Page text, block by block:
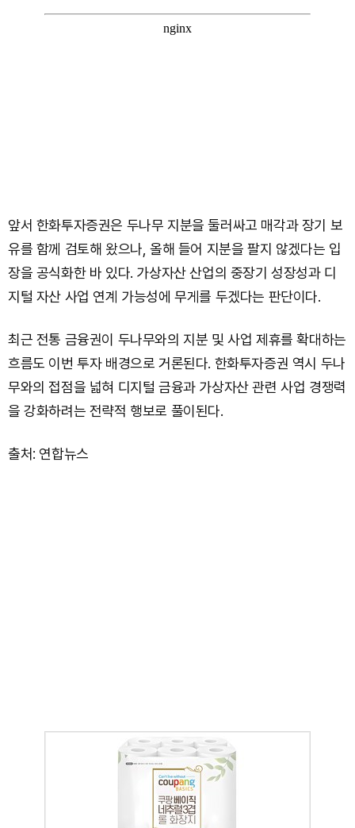
앞서 한화투자증권은 두나무 지분을 둘러싸고 매각과 장기 보
유를 함께 검토해 왔으나, 올해 들어 지분을 팔지 않겠다는 입
장을 공식화한 바 있다. 가상자산 산업의 중장기 성장성과 디
지털 자산 사업 연계 가능성에 무게를 두겠다는 판단이다.
최근 전통 금융권이 두나무와의 지분 및 사업 제휴를 확대하는
흐름도 이번 투자 배경으로 거론된다. 한화투자증권 역시 두나
무와의 접점을 넓혀 디지털 금융과 가상자산 관련 사업 경쟁력
을 강화하려는 전략적 행보로 풀이된다.
출처: 연합뉴스